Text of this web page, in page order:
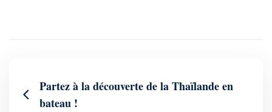
Partez à la découverte de la Thaïlande en
bateau !